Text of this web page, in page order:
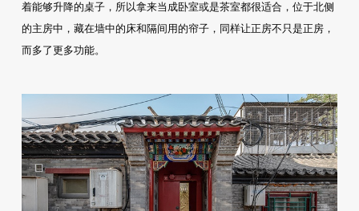
着能够升降的桌子，所以拿来当成卧室或是茶室都很适合，位于北侧
的主房中，藏在墙中的床和隔间用的帘子，同样让正房不只是正房，
而多了更多功能。